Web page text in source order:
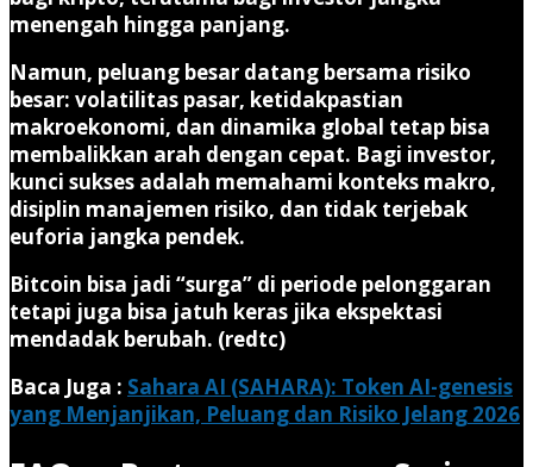
menengah hingga panjang.
Namun, peluang besar datang bersama risiko
besar: volatilitas pasar, ketidakpastian
makroekonomi, dan dinamika global tetap bisa
membalikkan arah dengan cepat. Bagi investor,
kunci sukses adalah memahami konteks makro,
disiplin manajemen risiko, dan tidak terjebak
euforia jangka pendek.
Bitcoin bisa jadi “surga” di periode pelonggaran
tetapi juga bisa jatuh keras jika ekspektasi
mendadak berubah. (redtc)
Baca Juga : Sahara AI (SAHARA): Token AI-genesis
yang Menjanjikan, Peluang dan Risiko Jelang 2026